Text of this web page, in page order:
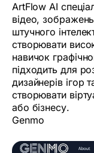
ArtFlow AI
відео,
штучного
створювати
навичок
підходить для
дизайнерів ігор
створювати
або бізнесу.
Genmo